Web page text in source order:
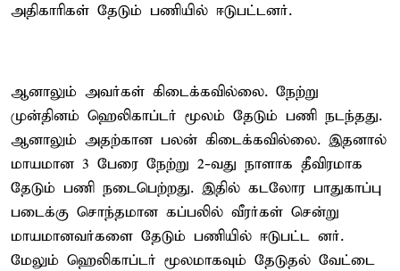
அதிகாரிகள் தேடும் பணியில் ஈடுபட்டனர்.
ஆனாலும் அவர்கள் கிடைக்கவில்லை. நேற்று
முன்தினம் ஹெலிகாப்டர் மூலம் தேடும் பணி நடந்தது.
ஆனாலும் அதற்கான பலன் கிடைக்கவில்லை. இதனால்
மாயமான 3 பேரை நேற்று 2-வது நாளாக தீவிரமாக
தேடும் பணி நடைபெற்றது. இதில் கடலோர பாதுகாப்பு
படைக்கு சொந்தமான கப்பலில் வீரர்கள் சென்று
மாயமானவர்களை தேடும் பணியில் ஈடுபட்ட னர்.
மேலும் ஹெலிகாப்டர் மூலமாகவும் தேடுதல் வேட்டை